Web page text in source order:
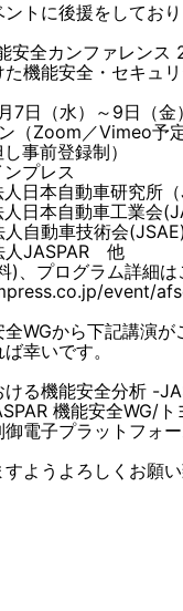
トに後援をしてお
安全カンファレンス
機能安全・セキュ
7日（水）～9日（金
（Zoom／Vimeo予定
事前登録制）
プレス
日本自動車研究所（
日本自動車工業会
動車技術会(JSAE)
他
、プログラム詳細
event/
WGから下記講演が
幸いです。
ける機能安全分析 -
機能安全WG/ト
ットフォーム
ようよろしくお願い